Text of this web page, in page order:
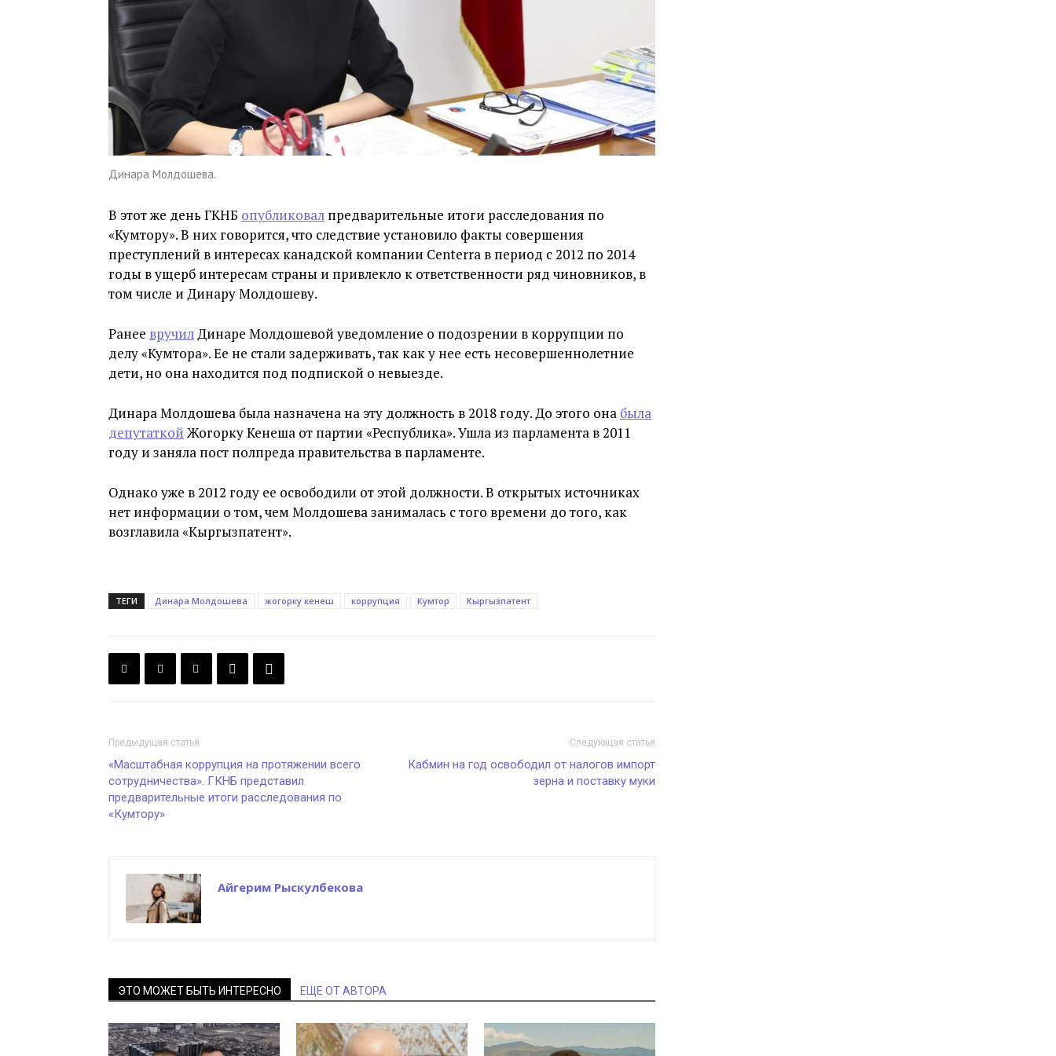
Динара Молдошева.
В этот же день ГКНБ опубликовал предварительные итоги расследования по
«Кумтору». В них говорится, что следствие установило факты совершения
преступлений в интересах канадской компании Centerra в период с 2012 по 2014
годы в ущерб интересам страны и привлекло к ответственности ряд чиновников, в
том числе и Динару Молдошеву.
Ранее вручилДинаре Молдошевой уведомление о подозрении в коррупции по
делу «Кумтора». Ее не стали задерживать, так как у нее есть несовершеннолетние
дети, но она находится под подпиской о невыезде.
Динара Молдошева была назначена на эту должность в 2018 году. До этого она была
депутаткойЖогорку Кенеша от партии «Республика». Ушла из парламента в 2011
году и заняла пост полпреда правительства в парламенте.
Однако уже в 2012 году ее освободили от этой должности. В открытых источниках
нет информации о том, чем Молдошева занималась с того времени до того, как
возглавила «Кыргызпатент».
ТЕГИ Динара Молдошева жогорку кенеш коррупция Кумтор Кыргызпатент
Предыдущая статья
«Масштабная коррупция на протяжении всего
сотрудничества». ГКНБ представил
предварительные итоги расследования по
«Кумтору»
Следующая статья
Кабмин на год освободил от налогов импорт
зерна и поставку муки
Айгерим Рыскулбекова
ЭТО МОЖЕТ БЫТЬ ИНТЕРЕСНО ЕЩЕ ОТ АВТОРА